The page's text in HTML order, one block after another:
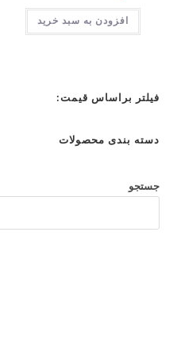
افزودن به سبد خرید
فیلتر براساس قیمت:
دسته بندی محصولات
جستجو